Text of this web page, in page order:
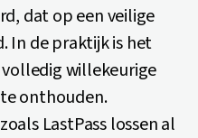
dat op een veilige
In de praktijk is het
willekeurige
onthouden.
LastPass lossen al